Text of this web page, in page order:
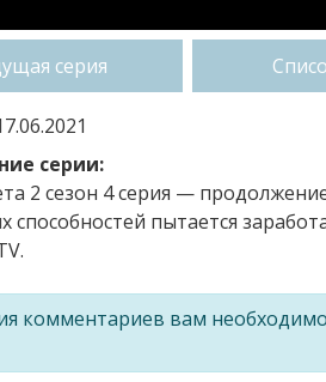
серия
серии:
2 сезон 4 серия —
способностей пытается
комментариев вам необходимо